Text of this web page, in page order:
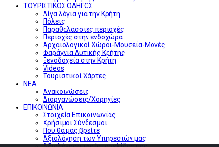
ΤΟΥΡΙΣΤΙΚΟΣ ΟΔΗΓΟΣ
Λίγα λόγια για την Κρήτη
Πόλεις
Παραθαλάσσιες περιοχές
Περιοχές στην ενδοχώρα
Αρχαιολογικοί Χώροι-Μουσεία-Μονές
Φαράγγια Δυτικής Κρήτης
Ξενοδοχεία στην Κρήτη
Videos
Τουριστικοί Χάρτες
ΝΕΑ
Ανακοινώσεις
Διοργανώσεις/Χορηγίες
ΕΠΙΚΟΙΝΩΝΙΑ
Στοιχεία Επικοινωνίας
Χρήσιμοι Σύνδεσμοι
Που θα μας βρείτε
Αξιολόγηση των Υπηρεσιών μας